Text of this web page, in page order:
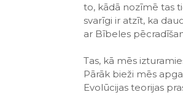
to, kādā nozīmē tas
svarīgi ir atzīt, ka
ar Bībeles
Tas, kā mēs
Pārāk bieži mēs
Evolūcijas teorijas